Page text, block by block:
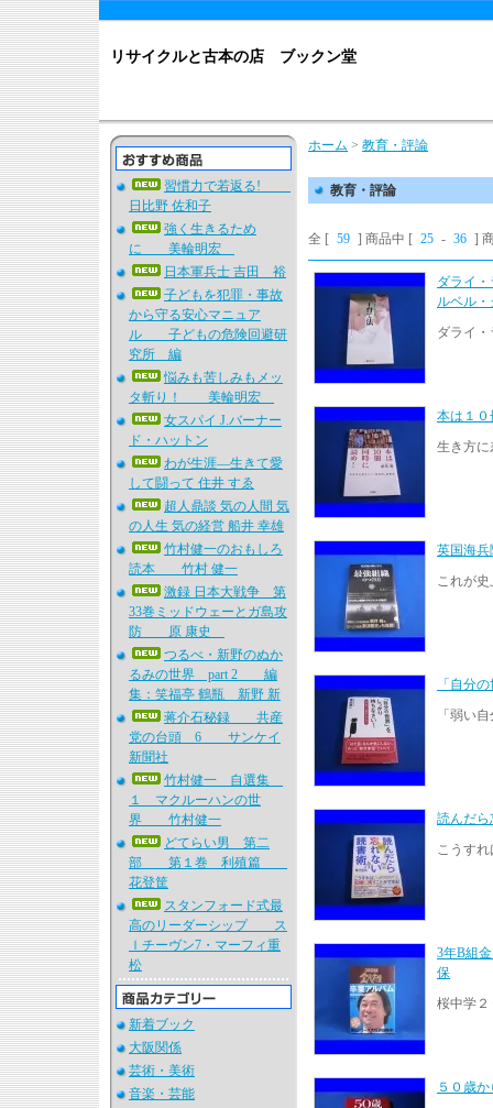
リサイクルと古本の店 ブックン堂
習慣力で若返る!
日比野 佐和子
強く生きるため
に 美輪明宏
日本軍兵士 吉田 裕
子どもを犯罪・事故
から守る安心マニュア
ル 子どもの危険回避研
究所 編
悩みも苦しみもメッ
タ斬り！ 美輪明宏
女スパイ J.バーナー
ド・ハットン
わが生涯―生きて愛
して闘って 住井 すゑ
超人鼎談 気の人間 気
の人生 気の経営 船井 幸雄
竹村健一のおもしろ
読本 竹村 健一
激録 日本大戦争 第
33巻ミッドウェーとガ島攻
防 原 康史
つるべ・新野のぬか
るみの世界 part 2 編
集：笑福亭 鶴瓶 新野 新
蒋介石秘録 共産
党の台頭 6 サンケイ
新聞社
竹村健一 自選集
１ マクルーハンの世
界 竹村健一
どてらい男 第二
部 第１巻 利殖篇
花登筐
スタンフォード式最
高のリーダーシップ ス
ｌチーヴン7・マーフィ重
松
新着ブック
大阪関係
芸術・美術
音楽・芸能
ホーム > 教育・評論
教育・評論
全 [ 59 ] 商品中 [ 25 - 36 ]
ダライ
ルベル
ダライ
本は１
生き方に
英国海
これが
「自分
「弱い
読んだ
こうす
3年B組
保
桜中学２
５０歳